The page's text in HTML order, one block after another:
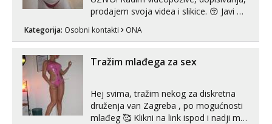
prodajem svoja videa i slikice. 😚 Javi mi
Telegram. +385 91 723 0045
Kategorija: Osobni kontakti ONA
Tražim mlađega za sex
Hej svima, tražim nekog za diskretna
druženja van Zagreba , po mogućnosti
mlađeg 🥰 Klikni na link ispod i nadji me